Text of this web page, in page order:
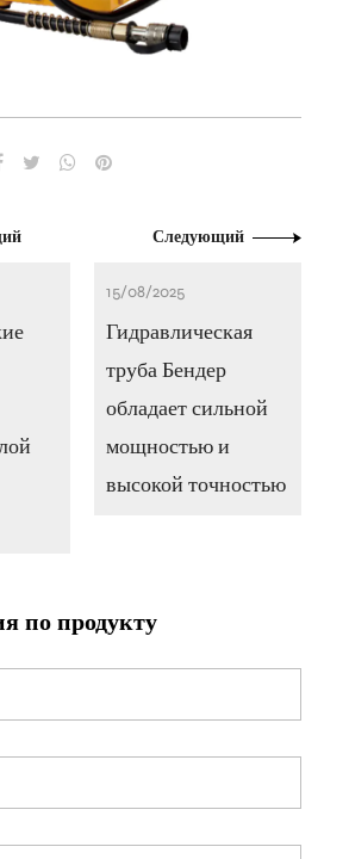
Следующий
15/08/2025
Гидравлическая
труба Бендер
обладает сильной
мощностью и
высокой точностью
по продукту